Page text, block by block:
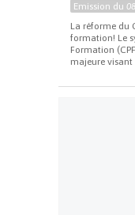
Emission du
La réforme du
formation! Le
Formation
majeure visant